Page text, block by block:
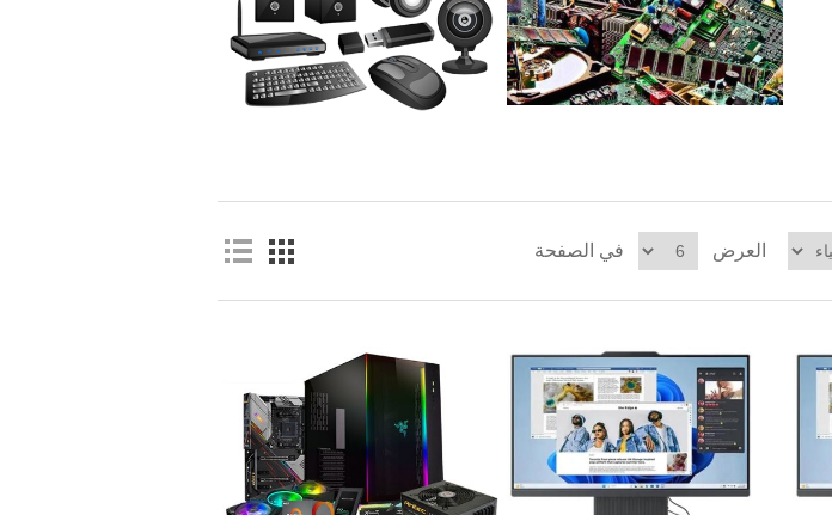
العرض في الصفحة